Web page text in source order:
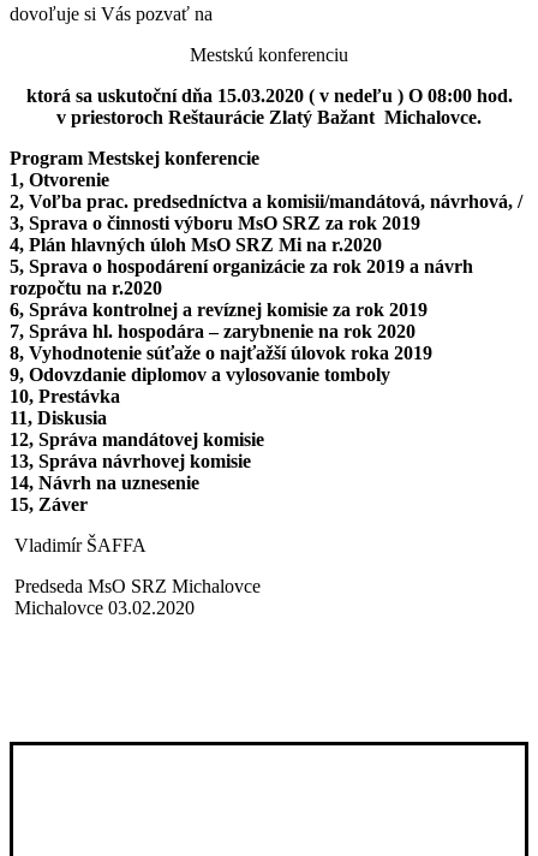
dovoľuje si Vás pozvať na
Mestskú konferenciu
ktorá sa uskutoční dňa 15.03.2020 ( v nedeľu ) O 08:00 hod.
v priestoroch Reštaurácie Zlatý Bažant Michalovce.
Program Mestskej konferencie
1, Otvorenie
2, Voľba prac. predsedníctva a komisii/mandátová, návrhová, /
3, Sprava o činnosti výboru MsO SRZ za rok 2019
4, Plán hlavných úloh MsO SRZ Mi na r.2020
5, Sprava o hospodárení organizácie za rok 2019 a návrh
rozpočtu na r.2020
6, Správa kontrolnej a revíznej komisie za rok 2019
7, Správa hl. hospodára – zarybnenie na rok 2020
8, Vyhodnotenie súťaže o najťažší úlovok roka 2019
9, Odovzdanie diplomov a vylosovanie tomboly
10, Prestávka
11, Diskusia
12, Správa mandátovej komisie
13, Správa návrhovej komisie
14, Návrh na uznesenie
15, Záver
Vladimír ŠAFFA
Predseda MsO SRZ Michalovce
Michalovce 03.02.2020